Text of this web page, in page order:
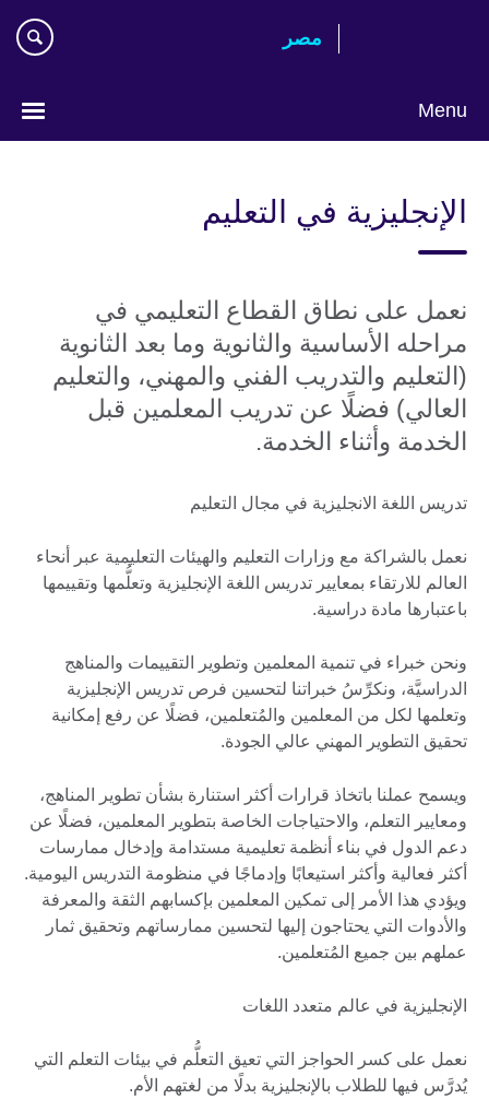
مصر‎
Menu
الإنجليزية في التعليم
نعمل على نطاق القطاع التعليمي في
مراحله الأساسية والثانوية وما بعد الثانوية
(التعليم والتدريب الفني والمهني، والتعليم
العالي) فضلًا عن تدريب المعلمين قبل
الخدمة وأثناء الخدمة.
تدريس اللغة الانجليزية في مجال التعليم
نعمل بالشراكة مع وزارات التعليم والهيئات التعليمية عبر أنحاء
العالم للارتقاء بمعايير تدريس اللغة الإنجليزية وتعلُّمها وتقييمها
باعتبارها مادة دراسية.
ونحن خبراء في تنمية المعلمين وتطوير التقييمات والمناهج
الدراسيَّة، ونكرِّسُ خبراتنا لتحسين فرص تدريس الإنجليزية
وتعلمها لكل من المعلمين والمُتعلمين، فضلًا عن رفع إمكانية
تحقيق التطوير المهني عالي الجودة.
ويسمح عملنا باتخاذ قرارات أكثر استنارة بشأن تطوير المناهج،
ومعايير التعلم، والاحتياجات الخاصة بتطوير المعلمين، فضلًا عن
دعم الدول في بناء أنظمة تعليمية مستدامة وإدخال ممارسات
أكثر فعالية وأكثر استيعابًا وإدماجًا في منظومة التدريس اليومية.
ويؤدي هذا الأمر إلى تمكين المعلمين بإكسابهم الثقة والمعرفة
والأدوات التي يحتاجون إليها لتحسين ممارساتهم وتحقيق ثمار
عملهم بين جميع المُتعلمين.
الإنجليزية في عالم متعدد اللغات
نعمل على كسر الحواجز التي تعيق التعلُّم في بيئات التعلم التي
يُدرَّس فيها للطلاب بالإنجليزية بدلًا من لغتهم الأم.